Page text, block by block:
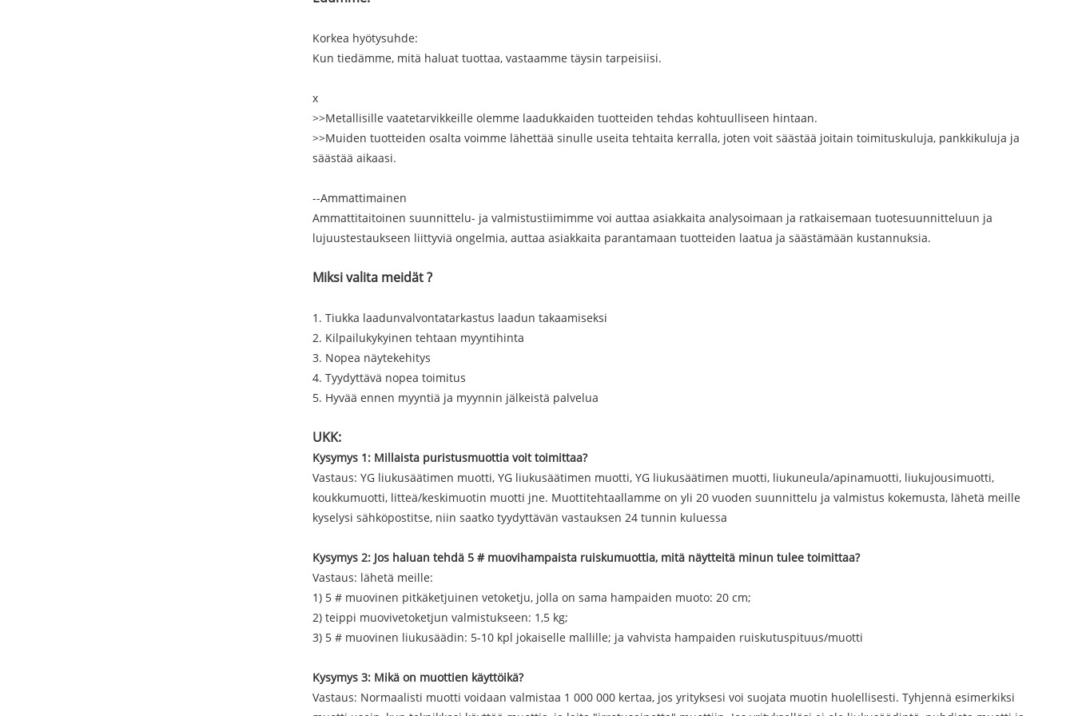
Korkea hyötysuhde:
Kun tiedämme, mitä haluat tuottaa, vastaamme täysin tarpeisiisi.
x
>>Metallisille vaatetarvikkeille olemme laadukkaiden tuotteiden tehdas kohtuulliseen hintaan.
>>Muiden tuotteiden osalta voimme lähettää sinulle useita tehtaita kerralla, joten voit säästää joitain toimituskuluja, pankkikuluja ja
säästää aikaasi.
--Ammattimainen
Ammattitaitoinen suunnittelu- ja valmistustiimimme voi auttaa asiakkaita analysoimaan ja ratkaisemaan tuotesuunnitteluun ja
lujuustestaukseen liittyviä ongelmia, auttaa asiakkaita parantamaan tuotteiden laatua ja säästämään kustannuksia.
Miksi valita meidät ?
1. Tiukka laadunvalvontatarkastus laadun takaamiseksi
2. Kilpailukykyinen tehtaan myyntihinta
3. Nopea näytekehitys
4. Tyydyttävä nopea toimitus
5. Hyvää ennen myyntiä ja myynnin jälkeistä palvelua
UKK:
Kysymys 1: Millaista puristusmuottia voit toimittaa?
Vastaus: YG liukusäätimen muotti, YG liukusäätimen muotti, YG liukusäätimen muotti, liukuneula/apinamuotti, liukujousimuotti,
koukkumuotti, litteä/keskimuotin muotti jne. Muottitehtaallamme on yli 20 vuoden suunnittelu ja valmistus kokemusta, lähetä meille
kyselysi sähköpostitse, niin saatko tyydyttävän vastauksen 24 tunnin kuluessa
Kysymys 2: Jos haluan tehdä 5 # muovihampaista ruiskumuottia, mitä näytteitä minun tulee toimittaa?
Vastaus: lähetä meille:
1) 5 # muovinen pitkäketjuinen vetoketju, jolla on sama hampaiden muoto: 20 cm;
2) teippi muovivetoketjun valmistukseen: 1,5 kg;
3) 5 # muovinen liukusäädin: 5-10 kpl jokaiselle mallille; ja vahvista hampaiden ruiskutuspituus/muotti
Kysymys 3: Mikä on muottien käyttöikä?
Vastaus: Normaalisti muotti voidaan valmistaa 1 000 000 kertaa, jos yrityksesi voi suojata muotin huolellisesti. Tyhjennä esimerkiksi